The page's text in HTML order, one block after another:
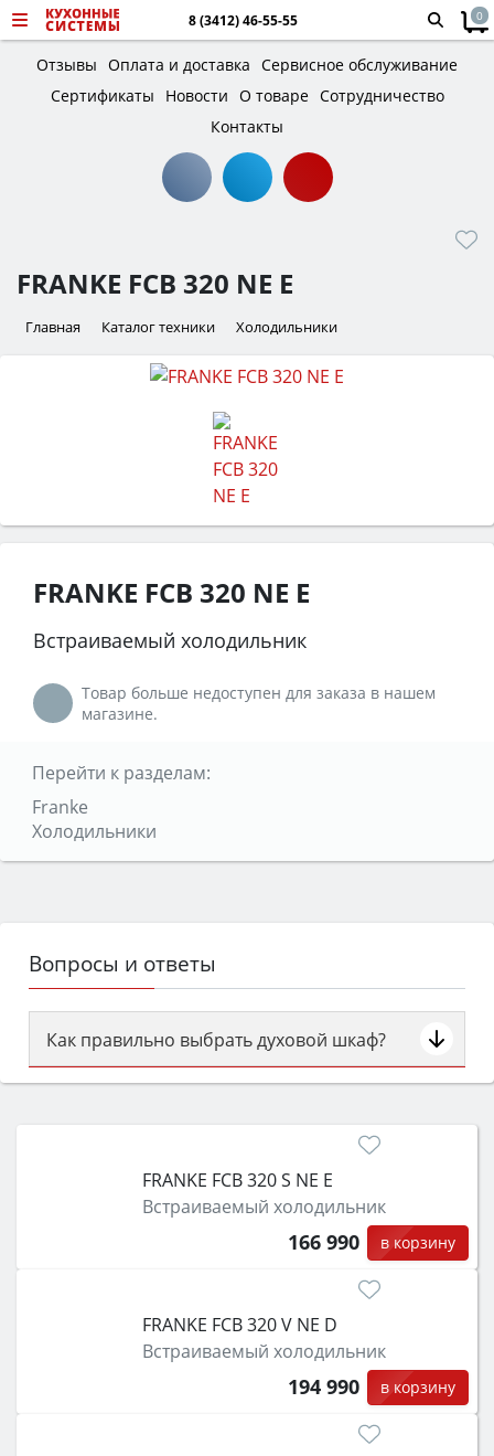
8 (3412) 46-55-55 0
Отзывы Оплата и доставка Сервисное обслуживание
Сертификаты
Новости О товаре Сотрудничество
Контакты
FRANKE FCB 320 NE E
Главная Каталог техники Холодильники
FRANKE FCB 320 NE E
Встраиваемый холодильник
Товар больше недоступен для заказа в нашем
магазине.
Перейти к разделам:
Franke
Холодильники
Вопросы и ответы
Как правильно выбрать духовой шкаф?
Сначала определитесь с типом (газовый или
затем смотрите на объём 50–70 л для семьи,
функции (конвекция, гриль, самоочистка,
защита от детей).
FRANKE FCB 320 S NE E
Встраиваемый холодильник
166 990 в корзину
FRANKE FCB 320 V NE D
Встраиваемый холодильник
194 990 в корзину